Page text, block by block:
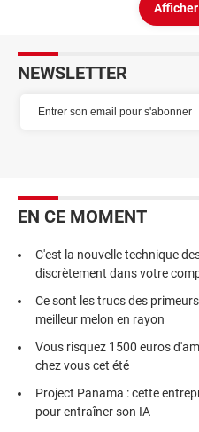
NEWSLETTER
EN CE MOMENT
C'est la nouvelle technique
discrètement dans votre
Ce sont les trucs des
meilleur melon en rayon
Vous risquez 1500 euros
chez vous cet été
Project Panama : cette
pour entraîner son IA